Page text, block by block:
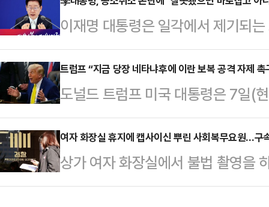
시도했으나 끝내 실패했으며 휴대
지 못한 것으로 알려졌다.결국 생
사고 사실을 알렸…
을 보였다.황 CEO는 8일 서울 종
장과 함께 한 공동 기자회견에서 최
떤 일이 일어나든 여러분은 아주 기
있기 때문"이라고 말했다.이어 "인
대적인…
이재명 대통령은 일각에서 제기되
요구와 관련해 "잘못된 게 있으면
아니면 놔둬야 한다"고 말했다.이
빈관에서 열린 기자회견에서 "법과
저 이 대통령은 "저도 주관적 판단
객관적으로 문제가 있어 보이는 것
해야 한다"고 설명했다.그는 "객관
다"며 …
트럼프 “지금 당장 네타냐후에 이란 보복 공격 자제 촉
도널드 트럼프 미국 대통령은 7일(
공격을 하지 말 것을 요청하겠다고
트 공습에 대한 보복으로 이스라엘
력 보복할 것이라고 예고하면서 역
넷매체 악시오스에 따르면 트럼프
여자 화장실 휴지에 캡사이신 뿌린 사회복무요원…구
상가 여자 화장실에서 불법 촬영을
이 구속 상태로 재판에 넘겨졌다.8